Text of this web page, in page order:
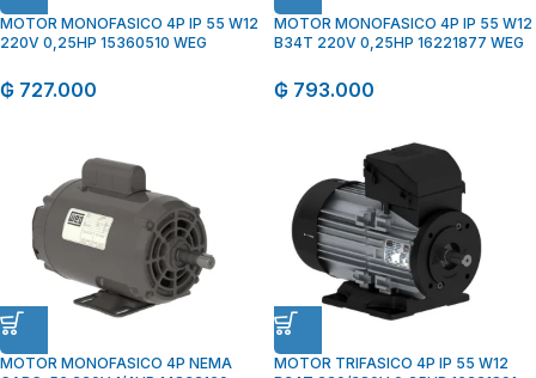
MOTOR MONOFASICO 4P IP 55 W12
220V 0,25HP 15360510 WEG
₲ 727.000
MOTOR MONOFASICO 4P IP 55 W12
B34T 220V 0,25HP 16221877 WEG
₲ 793.000
MOTOR MONOFASICO 4P NEMA
MOTOR TRIFASICO 4P IP 55 W12